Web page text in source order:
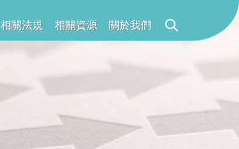
相關法規 相關資源 關於我們